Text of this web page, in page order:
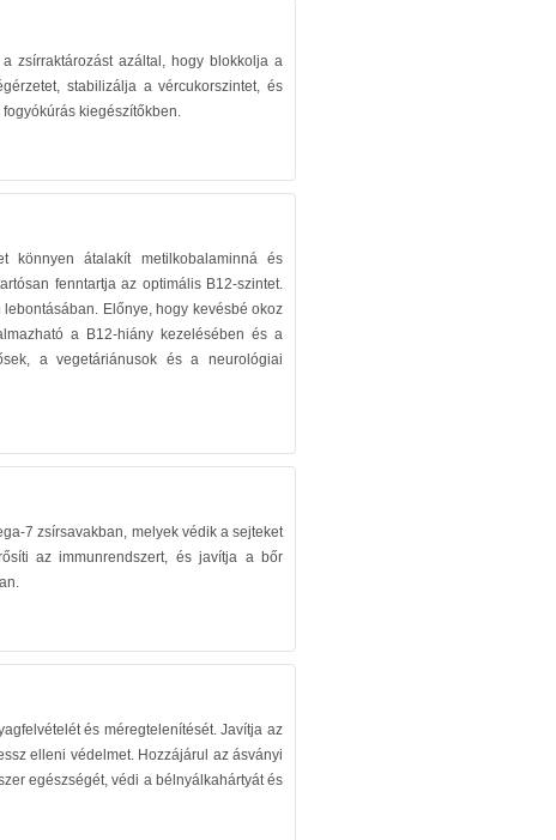
zsírraktározást azáltal, hogy blokkolja a
stabilizálja a vércukorszintet, és
kiegészítőkben.
könnyen átalakít metilkobalaminná és
fenntartja az optimális B12-szintet.
Előnye, hogy kevésbé okoz
a B12-hiány kezelésében és a
a vegetáriánusok és a neurológiai
7 zsírsavakban, melyek védik a sejteket
az immunrendszert, és javítja a bőr
és méregtelenítését. Javítja az
elleni védelmet. Hozzájárul az ásványi
egészségét, védi a bélnyálkahártyát és